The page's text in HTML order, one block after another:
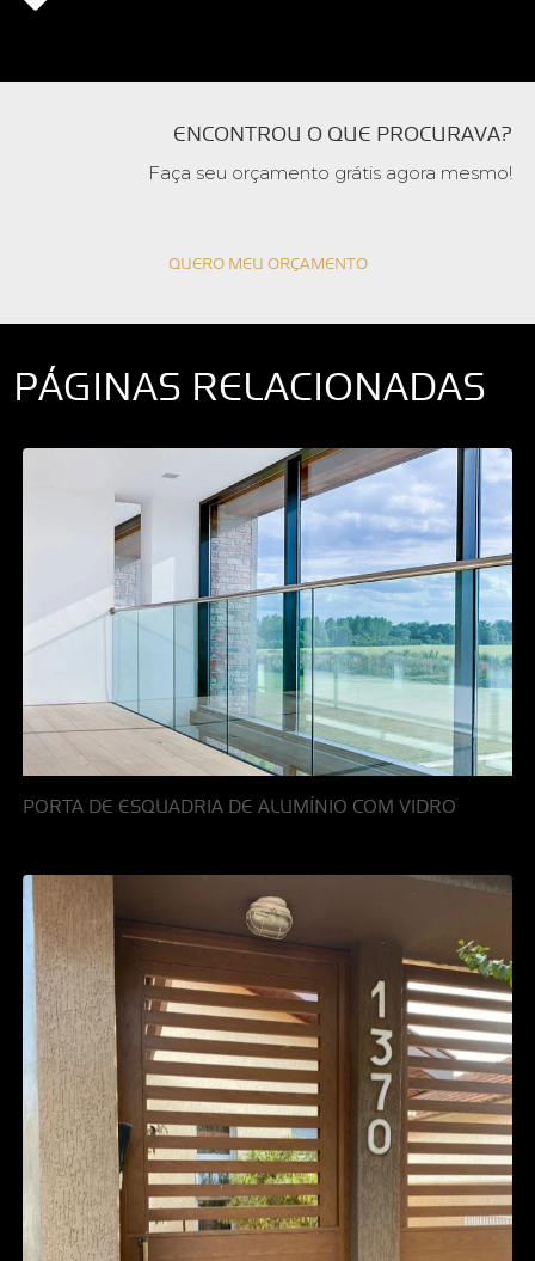
ENCONTROU O QUE PROCURAVA?
Faça seu orçamento grátis agora mesmo!
QUERO MEU ORÇAMENTO
PÁGINAS RELACIONADAS
PORTA DE ESQUADRIA DE ALUMÍNIO COM VIDRO